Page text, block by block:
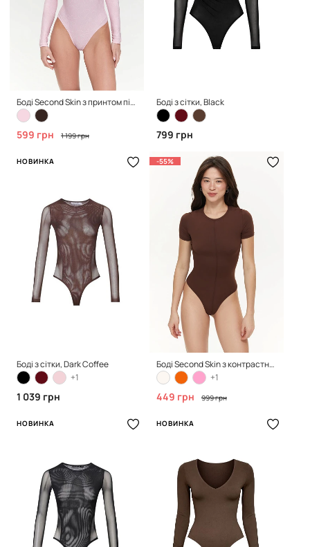
Боді Second Skin з принтом півонії, Pink
599 грн 1 199 грн
Боді з сітки, Black
799 грн
НОВИНКА
Боді з сітки, Dark Coffee
+1
1 039 грн
-55%
Боді Second Skin з контрастним швом, Chocolate
+1
449 грн 999 грн
НОВИНКА НОВИНКА